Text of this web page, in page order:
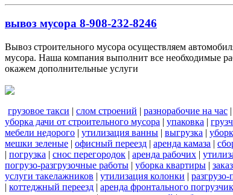
вывоз мусора 8-908-232-8246
Вывоз строительного мусора осуществляем
мусора. Наша компания выполнит все необходимые
окажем дополнительные услуги
грузовое такси | слом строений | разнорабочие на час |
уборка дачи от строительного мусора | упаковка |
мебели недорого | утилизация ванны | выгрузка |
мешки зеленые | офисный переезд | аренда камаза |
| погрузка | снос перегородок | аренда рабочих |
погрузо-разгрузочные работы | уборка квартиры |
услуги такелажников | утилизация колонки |
| коттеджный переезд | аренда фронтального